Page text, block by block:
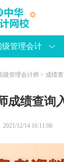
级管理会计
级管理会计师 > 成绩
成绩查询
2021/12/14 16:11:06